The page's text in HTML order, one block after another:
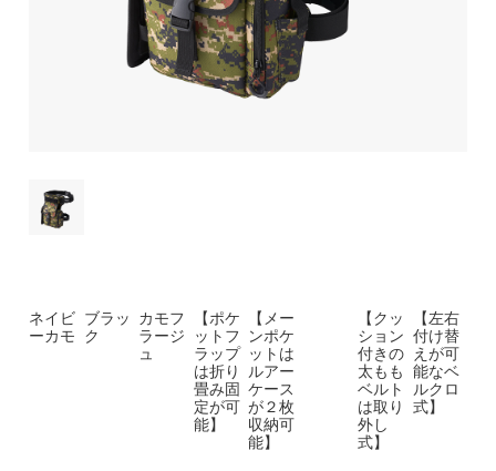
ネイビ
ーカモ
ブラッ
ク
カモフ
ラージ
ュ
【ポケ
ットフ
ラップ
は折り
畳み固
定が可
能】
【メー
ンポケ
ットは
ルアー
ケース
が２枚
収納可
能】
【クッ
ション
付きの
太もも
ベルト
は取り
外し
式】
【左右
付け替
えが可
能なベ
ルクロ
式】